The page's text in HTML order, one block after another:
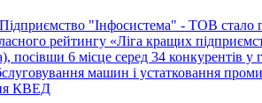
Підприємство "Інфосистема" - ТОВ стало
рейтингу «Ліга кращих
посівши 6 місце серед 34 конкурентів у
машин і устатковання
КВЕД